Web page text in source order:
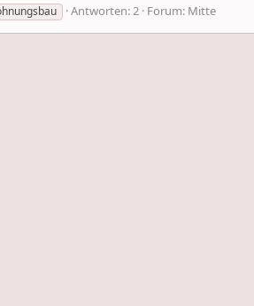
Antworten: 2 Forum: Mitte